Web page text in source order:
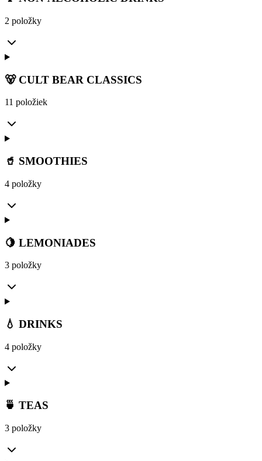
2 položky
🐻 CULT BEAR CLASSICS
11 položiek
🥤 SMOOTHIES
4 položky
🍋 LEMONIADES
3 položky
💧 DRINKS
4 položky
🍵 TEAS
3 položky